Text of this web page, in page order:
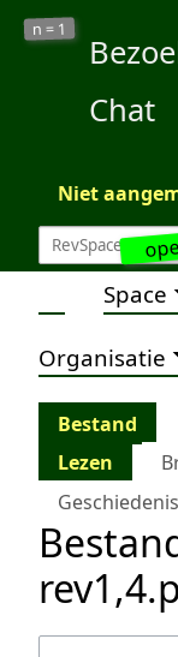
n = 1
Chat
Niet
Space
Organisatie
Bestand
Lezen